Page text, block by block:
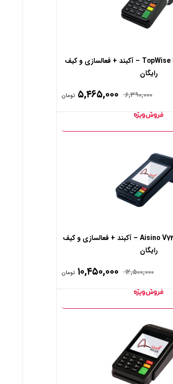
کارتخوان سیار TopWise Mp35 – آکبند + فعالسازی و کیف
رایگان
۶,۳۹۰,۰۰۰ ۵,۴۶۵,۰۰۰ تومان
کارتخوان سیار لمسی Aisino V73 – آکبند + فعالسازی و کیف
رایگان
۱۲,۵۰۰,۰۰۰ ۱۰,۴۵۰,۰۰۰ تومان